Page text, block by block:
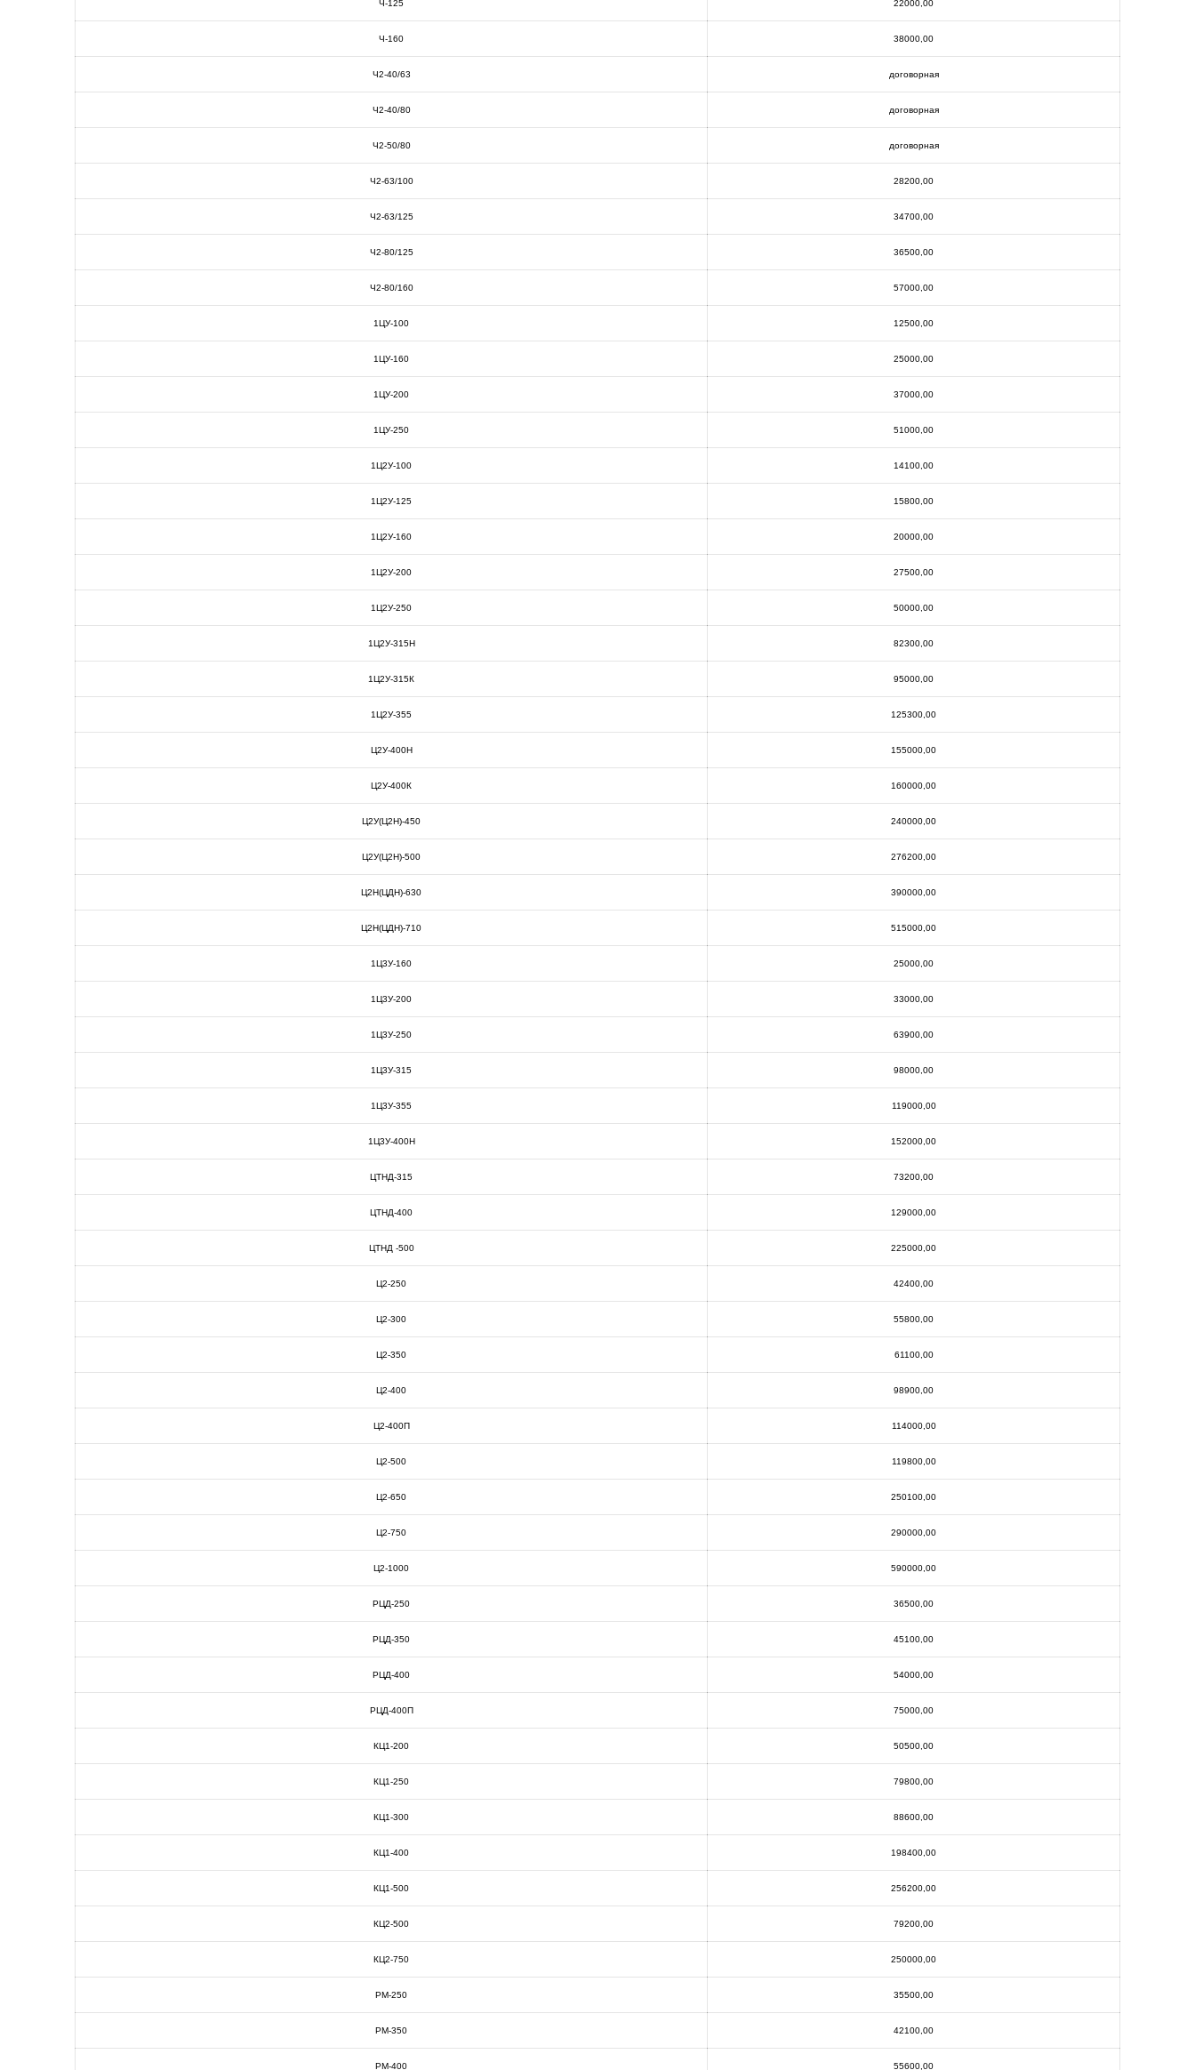
Ч-125 22000,00
Ч-160 38000,00
Ч2-40/63 договорная
Ч2-40/80 договорная
Ч2-50/80 договорная
Ч2-63/100 28200,00
Ч2-63/125 34700,00
Ч2-80/125 36500,00
Ч2-80/160 57000,00
1ЦУ-100 12500,00
1ЦУ-160 25000,00
1ЦУ-200 37000,00
1ЦУ-250 51000,00
1Ц2У-100 14100,00
1Ц2У-125 15800,00
1Ц2У-160 20000,00
1Ц2У-200 27500,00
1Ц2У-250 50000,00
1Ц2У-315Н 82300,00
1Ц2У-315К 95000,00
1Ц2У-355 125300,00
Ц2У-400Н 155000,00
Ц2У-400К 160000,00
Ц2У(Ц2Н)-450 240000,00
Ц2У(Ц2Н)-500 276200,00
Ц2Н(ЦДН)-630 390000,00
Ц2Н(ЦДН)-710 515000,00
1Ц3У-160 25000,00
1Ц3У-200 33000,00
1Ц3У-250 63900,00
1Ц3У-315 98000,00
1Ц3У-355 119000,00
1Ц3У-400Н 152000,00
ЦТНД-315 73200,00
ЦТНД-400 129000,00
ЦТНД -500 225000,00
Ц2-250 42400,00
Ц2-300 55800,00
Ц2-350 61100,00
Ц2-400 98900,00
Ц2-400П 114000,00
Ц2-500 119800,00
Ц2-650 250100,00
Ц2-750 290000,00
Ц2-1000 590000,00
РЦД-250 36500,00
РЦД-350 45100,00
РЦД-400 54000,00
РЦД-400П 75000,00
КЦ1-200 50500,00
КЦ1-250 79800,00
КЦ1-300 88600,00
КЦ1-400 198400,00
КЦ1-500 256200,00
КЦ2-500 79200,00
КЦ2-750 250000,00
РМ-250 35500,00
РМ-350 42100,00
РМ-400 55600,00